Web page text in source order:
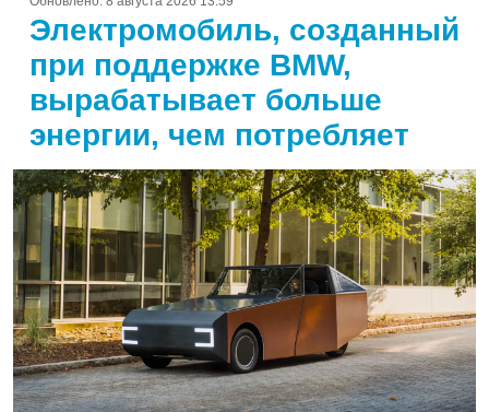
Электромобиль, созданный
при поддержке BMW,
вырабатывает больше
энергии, чем потребляет